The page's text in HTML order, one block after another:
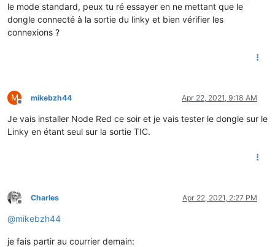
le mode standard, peux tu ré essayer en ne mettant que le
dongle connecté à la sortie du linky et bien vérifier les
connexions ?
M
Offline
mikebzh44 Apr 22, 2021, 9:18 AM
Je vais installer Node Red ce soir et je vais tester le dongle sur le
Linky en étant seul sur la sortie TIC.
Offline
Charles Apr 22, 2021, 2:27 PM
@mikebzh44
je fais partir au courrier demain: